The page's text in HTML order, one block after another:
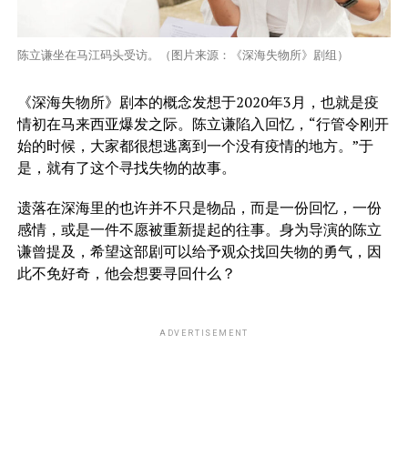
陈立谦坐在马江码头受访。（图片来源：《深海失物所》剧组）
《深海失物所》剧本的概念发想于2020年3月，也就是疫
情初在马来西亚爆发之际。陈立谦陷入回忆，“行管令刚开
始的时候，大家都很想逃离到一个没有疫情的地方。”于
是，就有了这个寻找失物的故事。
遗落在深海里的也许并不只是物品，而是一份回忆，一份
感情，或是一件不愿被重新提起的往事。身为导演的陈立
谦曾提及，希望这部剧可以给予观众找回失物的勇气，因
此不免好奇，他会想要寻回什么？
ADVERTISEMENT